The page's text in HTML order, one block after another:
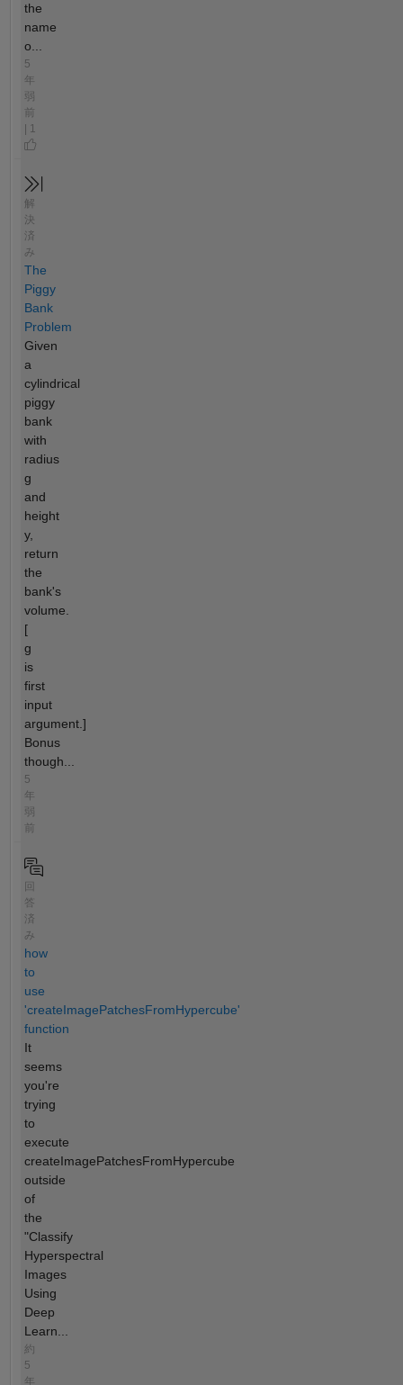
the
name
o...
5
年
弱
前
| 1
解
決
済
み
The
Piggy
Bank
Problem
Given
a
cylindrical
piggy
bank
with
radius
g
and
height
y,
return
the
bank's
volume.
[
g
is
first
input
argument.]
Bonus
though...
5
年
弱
前
回
答
済
み
how
to
use
'createImagePatchesFromHypercube'
function
It
seems
you're
trying
to
execute
createImagePatchesFromHypercube
outside
of
the
"Classify
Hyperspectral
Images
Using
Deep
Learn...
約
5
年